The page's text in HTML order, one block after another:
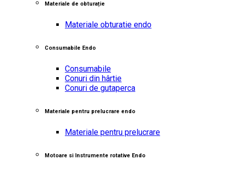
Materiale de obturație
Materiale obturatie endo
Consumabile Endo
Consumabile
Conuri din hârtie
Conuri de gutaperca
Materiale pentru prelucrare endo
Materiale pentru prelucrare
Motoare si Instrumente rotative Endo